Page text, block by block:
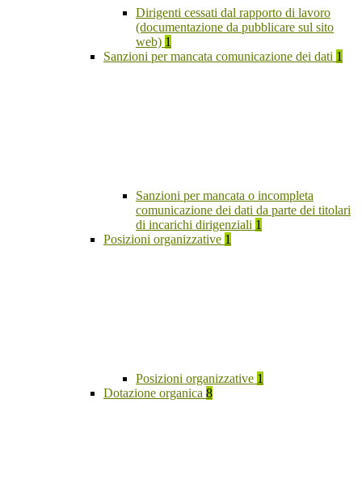
Dirigenti cessati dal rapporto di lavoro
(documentazione da pubblicare sul sito
web) 1
Sanzioni per mancata comunicazione dei dati 1
Sanzioni per mancata o incompleta
comunicazione dei dati da parte dei titolari
di incarichi dirigenziali 1
Posizioni organizzative 1
Posizioni organizzative 1
Dotazione organica 8